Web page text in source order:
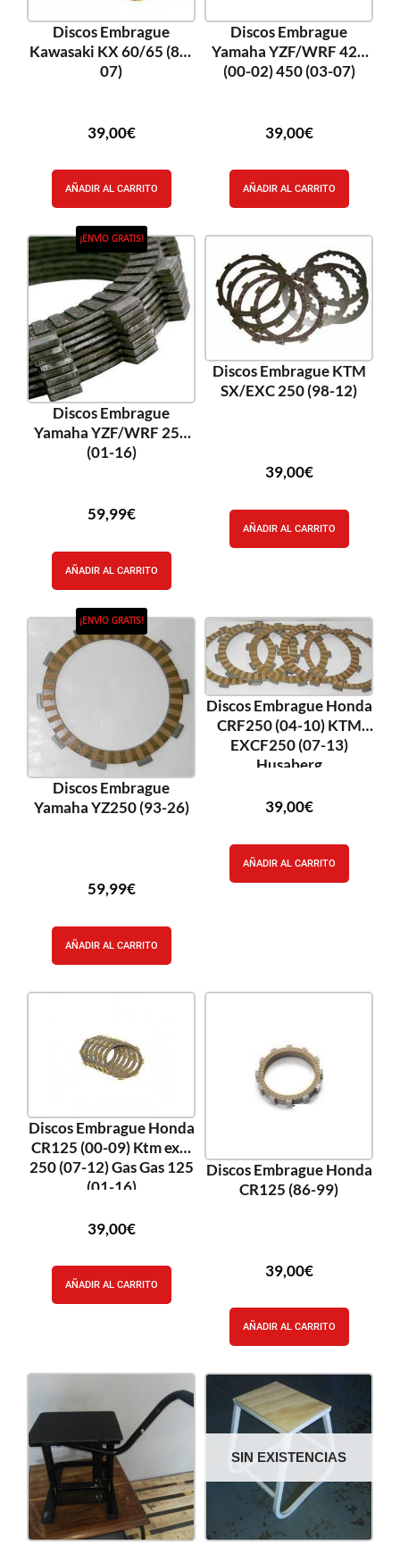
Discos Embrague
Kawasaki KX 60/65 (88-
07)
39,00€
AÑADIR AL CARRITO
Discos Embrague
Yamaha YZF/WRF 426
(00-02) 450 (03-07)
39,00€
AÑADIR AL CARRITO
¡ENVÍO GRATIS!
Discos Embrague
Yamaha YZF/WRF 250
(01-16)
59,99€
AÑADIR AL CARRITO
Discos Embrague KTM
SX/EXC 250 (98-12)
39,00€
AÑADIR AL CARRITO
¡ENVÍO GRATIS!
Discos Embrague
Yamaha YZ250 (93-26)
59,99€
AÑADIR AL CARRITO
Discos Embrague Honda
CRF250 (04-10) KTM
EXCF250 (07-13)
Husaberg
39,00€
AÑADIR AL CARRITO
Discos Embrague Honda
CR125 (00-09) Ktm excf
250 (07-12) Gas Gas 125
(01-16)
39,00€
AÑADIR AL CARRITO
Discos Embrague Honda
CR125 (86-99)
39,00€
AÑADIR AL CARRITO
SIN EXISTENCIAS